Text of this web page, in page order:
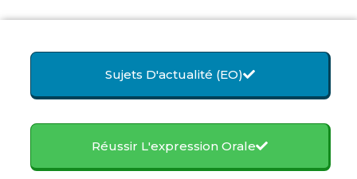
Sujets D'actualité (EO)
Réussir L'expression Orale